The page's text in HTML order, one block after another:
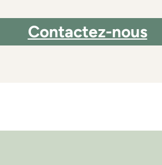
Contactez-nous